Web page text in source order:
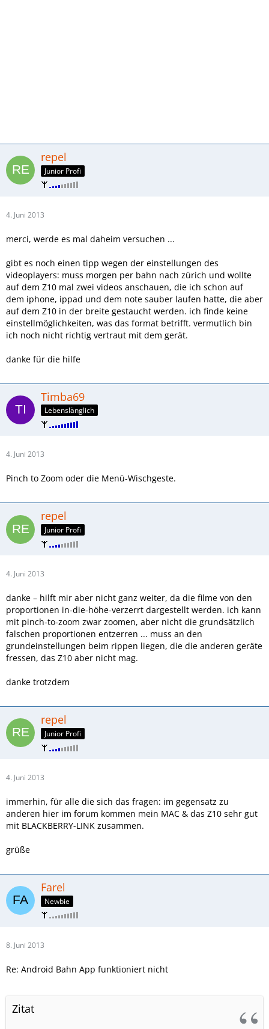
repel
Junior Profi
4. Juni 2013
merci, werde es mal daheim versuchen ...
gibt es noch einen tipp wegen der einstellungen des
videoplayers: muss morgen per bahn nach zürich und wollte
auf dem Z10 mal zwei videos anschauen, die ich schon auf
dem iphone, ippad und dem note sauber laufen hatte, die aber
auf dem Z10 in der breite gestaucht werden. ich finde keine
einstellmöglichkeiten, was das format betrifft. vermutlich bin
ich noch nicht richtig vertraut mit dem gerät.
danke für die hilfe
Timba69
Lebenslänglich
4. Juni 2013
Pinch to Zoom oder die Menü-Wischgeste.
repel
Junior Profi
4. Juni 2013
danke – hilft mir aber nicht ganz weiter, da die filme von den
proportionen in-die-höhe-verzerrt dargestellt werden. ich kann
mit pinch-to-zoom zwar zoomen, aber nicht die grundsätzlich
falschen proportionen entzerren ... muss an den
grundeinstellungen beim rippen liegen, die die anderen geräte
fressen, das Z10 aber nicht mag.
danke trotzdem
repel
Junior Profi
4. Juni 2013
immerhin, für alle die sich das fragen: im gegensatz zu
anderen hier im forum kommen mein MAC & das Z10 sehr gut
mit BLACKBERRY-LINK zusammen.
grüße
Farel
Newbie
8. Juni 2013
Re: Android Bahn App funktioniert nicht
Zitat